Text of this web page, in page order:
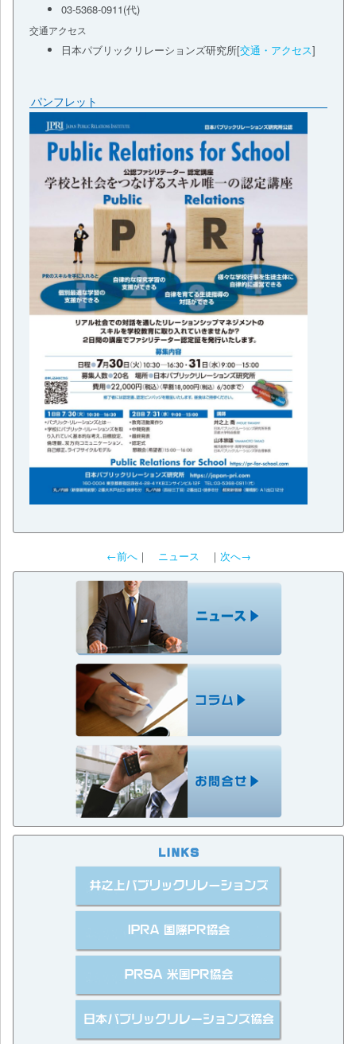
03-5368-0911(代)
交通アクセス
日本パブリックリレーションズ研究所[交通・アクセス]
パンフレット
←前へ｜ ニュース ｜ 次へ→